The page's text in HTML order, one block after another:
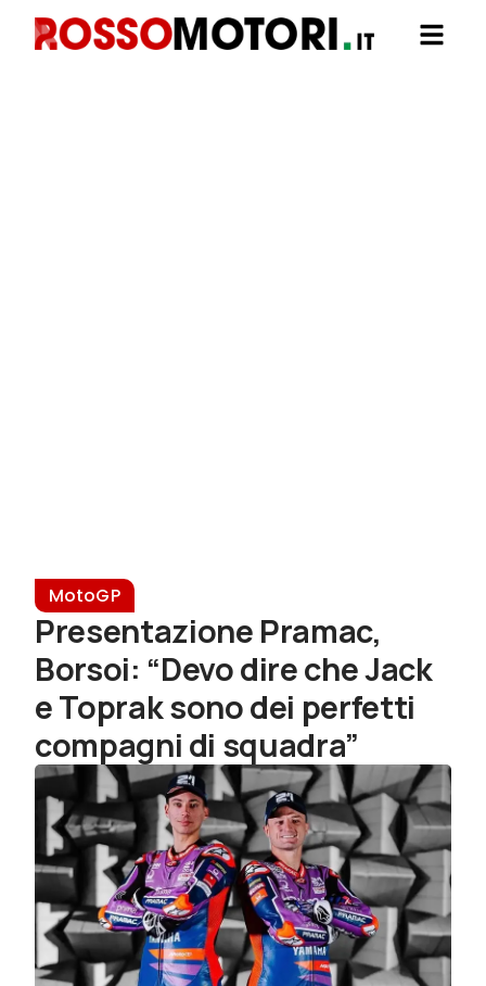
MotoGP
Presentazione Pramac,
Borsoi: “Devo dire che Jack
e Toprak sono dei perfetti
compagni di squadra”